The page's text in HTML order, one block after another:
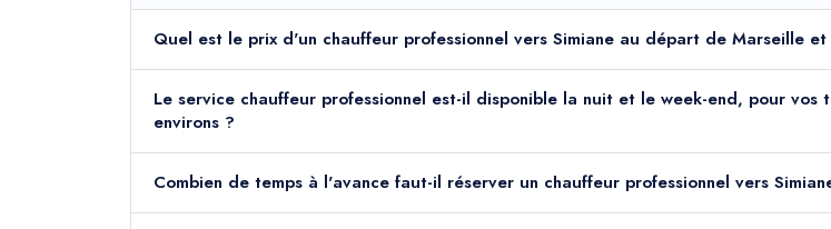
Quel est le prix d'un chauffeur professionnel vers Simiane au départ de Marseille et
Le service chauffeur professionnel est-il disponible la nuit et le week-end, pour
environs ?
Combien de temps à l'avance faut-il réserver un chauffeur professionnel vers